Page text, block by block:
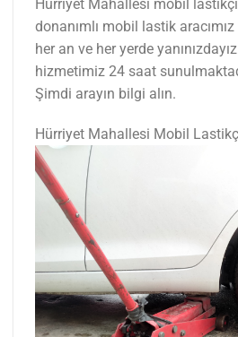
Hürriyet Mahallesi mobil
donanımlı mobil lastik
her an ve her yerde
hizmetimiz 24 saat
Şimdi arayın bilgi alın.
Hürriyet Mahallesi Mobil